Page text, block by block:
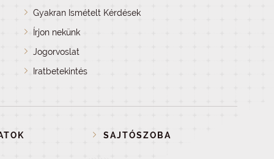
Gyakran Ismételt Kérdések
Írjon nekünk
Jogorvoslat
Iratbetekintés
SAJTÓSZOBA